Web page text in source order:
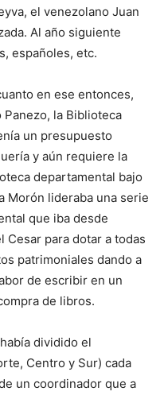
el venezolano Juan
Al año siguiente
españoles, etc.
en ese entonces,
la Biblioteca
un presupuesto
y aún requiere la
departamental bajo
Morón lideraba una serie
que iba desde
para dotar a todas
patrimoniales dando a
de escribir en un
de libros.
dividido el
Centro y Sur) cada
un coordinador que a